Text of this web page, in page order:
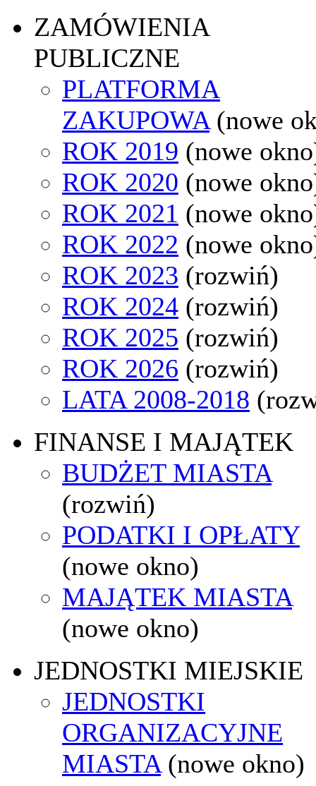
ZAMÓWIENIA
PUBLICZNE
PLATFORMA
ZAKUPOWA (nowe
ROK 2019 (nowe
ROK 2020 (nowe
ROK 2021 (nowe
ROK 2022 (nowe
ROK 2023 (rozwiń)
ROK 2024 (rozwiń)
ROK 2025 (rozwiń)
ROK 2026 (rozwiń)
LATA 2008-2018
FINANSE I MAJĄTEK
BUDŻET MIASTA
(rozwiń)
PODATKI I OPŁATY
(nowe okno)
MAJĄTEK MIASTA
(nowe okno)
JEDNOSTKI MIEJSKIE
JEDNOSTKI
ORGANIZACYJNE
MIASTA (nowe okno)